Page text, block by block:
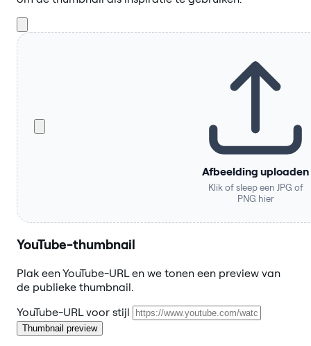
Afbeelding uploaden
Klik of sleep een JPG of
PNG hier
YouTube-thumbnail
Plak een YouTube-URL en we tonen een preview van
de publieke thumbnail.
YouTube-URL voor stijl
Thumbnail preview